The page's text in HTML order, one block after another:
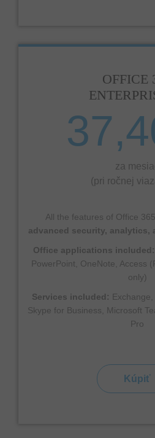
OFFICE
za
(pri ročnej
All the features of Office
advanced security, analytics,
Office applications included:
PowerPoint, OneNote, Access
only)
Services included:
Skype for Business, Microsoft
Pro
Kúpiť